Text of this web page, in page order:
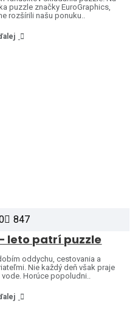
puzzle značky EuroGraphics,
rozšírili našu ponuku..
847
leto patrí puzzle
oddychu, cestovania a
Nie každý deň však praje
Horúce popoludni..